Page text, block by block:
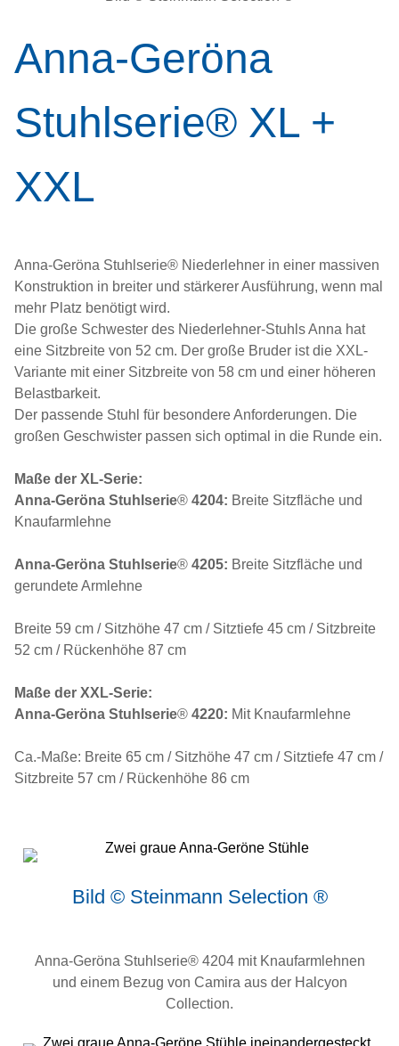
Anna-Geröna
Stuhlserie® XL +
XXL
Anna-Geröna Stuhlserie® Niederlehner in einer massiven
Konstruktion in breiter und stärkerer Ausführung, wenn mal
mehr Platz benötigt wird.
Die große Schwester des Niederlehner-Stuhls Anna hat
eine Sitzbreite von 52 cm. Der große Bruder ist die XXL-
Variante mit einer Sitzbreite von 58 cm und einer höheren
Belastbarkeit.
Der passende Stuhl für besondere Anforderungen. Die
großen Geschwister passen sich optimal in die Runde ein.
Maße der XL-Serie:
Anna-Geröna Stuhlserie® 4204: Breite Sitzfläche und
Knaufarmlehne
Anna-Geröna Stuhlserie® 4205: Breite Sitzfläche und
gerundete Armlehne
Breite 59 cm / Sitzhöhe 47 cm / Sitztiefe 45 cm / Sitzbreite
52 cm / Rückenhöhe 87 cm
Maße der XXL-Serie:
Anna-Geröna Stuhlserie® 4220: Mit Knaufarmlehne
Ca.-Maße: Breite 65 cm / Sitzhöhe 47 cm / Sitztiefe 47 cm /
Sitzbreite 57 cm / Rückenhöhe 86 cm
Bild © Steinmann Selection ®
Anna-Geröna Stuhlserie® 4204 mit Knaufarmlehnen
und einem Bezug von Camira aus der Halcyon
Collection.